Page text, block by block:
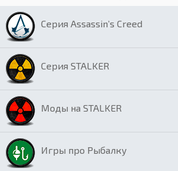
Серия Assassin’s Creed
Серия STALKER
Моды на STALKER
Игры про Рыбалку